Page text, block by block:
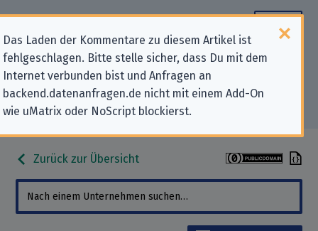
Das Laden der Kommentare zu diesem Artikel ist
fehlgeschlagen. Bitte stelle sicher, dass Du mit dem
Internet verbunden bist und Anfragen an
backend.datenanfragen.de nicht mit einem Add-On
wie uMatrix oder NoScript blockierst.
Datenschutz-Kontaktdaten für
„imfernsehen GmbH & Co. KG“
Zurück zur Übersicht